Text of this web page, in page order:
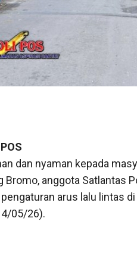
dan nyaman kepada
Bromo, anggota Satlantas
arus lalu lintas
05/26).